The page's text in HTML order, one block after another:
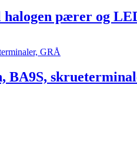
halogen pærer og
BA9S,